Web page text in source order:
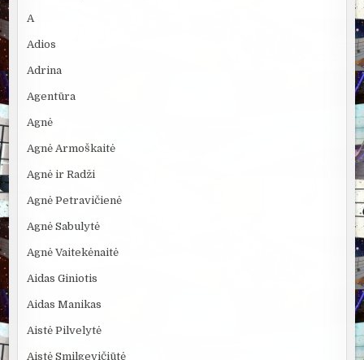
A
Adios
Adrina
Agentūra
Agnė
Agnė Armoškaitė
Agnė ir Radži
Agnė Petravičienė
Agnė Sabulytė
Agnė Vaitekėnaitė
Aidas Giniotis
Aidas Manikas
Aistė Pilvelytė
Aistė Smilgevičiūtė